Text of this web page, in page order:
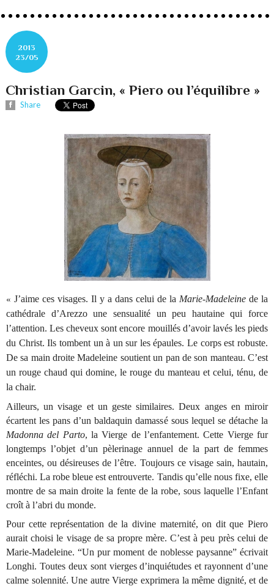
2013
23/05
Christian Garcin, « Piero ou l’équilibre »
Share
« J’aime ces visages. Il y a dans celui de la Marie-Madeleinede la
cathédrale d’Arezzo une sensualité un peu hautaine qui force
l’attention. Les cheveux sont encore mouillés d’avoir lavés les pieds
du Christ. Ils tombent un à un sur les épaules. Le corps est robuste.
De sa main droite Madeleine soutient un pan de son manteau. C’est
un rouge chaud qui domine, le rouge du manteau et celui, ténu, de
la chair.
Ailleurs, un visage et un geste similaires. Deux anges en miroir
écartent les pans d’un baldaquin damassé sous lequel se détache la
Madonna del Parto, la Vierge de l’enfantement. Cette Vierge fur
longtemps l’objet d’un pèlerinage annuel de la part de femmes
enceintes, ou désireuses de l’être. Toujours ce visage sain, hautain,
réfléchi. La robe bleue est entrouverte. Tandis qu’elle nous fixe, elle
montre de sa main droite la fente de la robe, sous laquelle l’Enfant
croît à l’abri du monde.
Pour cette représentation de la divine maternité, on dit que Piero
aurait choisi le visage de sa propre mère. C’est à peu près celui de
Marie-Madeleine. “Un pur moment de noblesse paysanne” écrivait
Longhi. Toutes deux sont vierges d’inquiétudes et rayonnent d’une
calme solennité. Une autre Vierge exprimera la même dignité, et de